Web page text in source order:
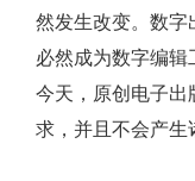
然发生改变。数字
必然成为数字编辑
今天，原创电子出
求，并且不会产生